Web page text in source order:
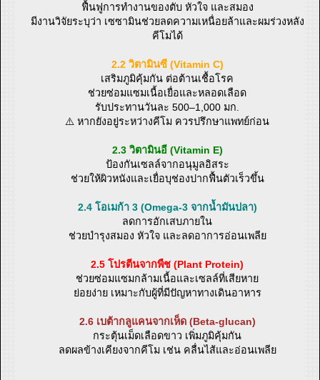
ฟื้นฟูการทำงานของตับ หัวใจ และสมอง
มีงานวิจัยระบุว่า เซซามินช่วยลดความเหนื่อยล้าและผมร่วงหลัง
คีโมได้
2.2 วิตามินซี (Vitamin C)
เสริมภูมิคุ้มกัน ต่อต้านเชื้อโรค
ช่วยซ่อมแซมเนื้อเยื่อและหลอดเลือด
รับประทานวันละ 500–1,000 มก.
⚠️ หากยังอยู่ระหว่างคีโม ควรปรึกษาแพทย์ก่อน
2.3 วิตามินอี (Vitamin E)
ป้องกันเซลล์จากอนุมูลอิสระ
ช่วยให้ผิวหนังและเยื่อบุช่องปากฟื้นตัวเร็วขึ้น
2.4 โอเมก้า 3 (Omega-3 จากน้ำมันปลา)
ลดการอักเสบภายใน
ช่วยบำรุงสมอง หัวใจ และลดอาการอ่อนเพลีย
2.5 โปรตีนจากพืช (Plant Protein)
ช่วยซ่อมแซมกล้ามเนื้อและเซลล์ที่เสียหาย
ย่อยง่าย เหมาะกับผู้ที่มีปัญหาทางเดินอาหาร
2.6 เบต้ากลูแคนจากเห็ด (Beta-glucan)
กระตุ้นเม็ดเลือดขาว เพิ่มภูมิคุ้มกัน
ลดผลข้างเคียงจากคีโม เช่น คลื่นไส้และอ่อนเพลีย